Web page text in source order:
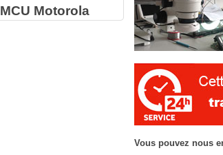
MCU Motorola
Vous pouvez nous